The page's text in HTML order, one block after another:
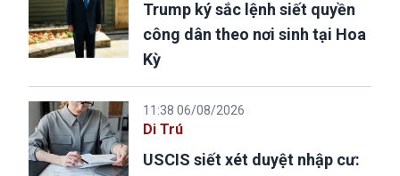
Trump ký sắc lệnh siết quyền
công dân theo nơi sinh tại Hoa
Kỳ
11:38 06/08/2026
Di Trú
USCIS siết xét duyệt nhập cư: